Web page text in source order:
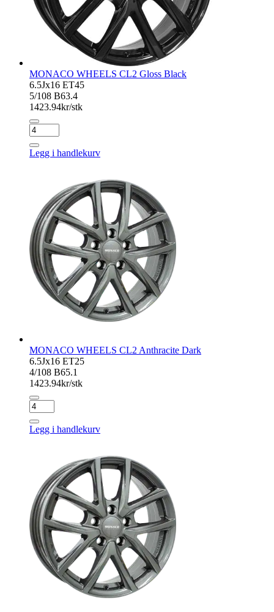
MONACO WHEELS CL2 Gloss Black
6.5Jx16 ET45
5/108 B63.4
1423.94kr/stk
MONACO
WHEELS
CL2
Gloss
Legg i handlekurv
MONACO WHEELS CL2 Anthracite Dark
6.5Jx16 ET25
4/108 B65.1
1423.94kr/stk
MONACO
WHEELS
CL2
Anthracite
Legg i handlekurv